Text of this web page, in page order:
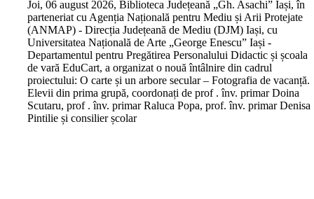
Joi, 06 august 2026, Biblioteca Județeană „Gh. Asachi” Iași, în
parteneriat cu Agenția Națională pentru Mediu și Arii Protejate
(ANMAP) - Direcția Județeană de Mediu (DJM) Iași, cu
Universitatea Națională de Arte „George Enescu” Iași -
Departamentul pentru Pregătirea Personalului Didactic și școala
de vară EduCart, a organizat o nouă întâlnire din cadrul
proiectului: O carte și un arbore secular – Fotografia de vacanță.
Elevii din prima grupă, coordonați de prof . înv. primar Doina
Scutaru, prof . înv. primar Raluca Popa, prof. înv. primar Denisa
Pintilie și consilier școlar